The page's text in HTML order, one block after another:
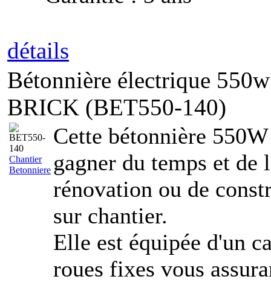
détails
Bétonnière électrique
BRICK (BET550-140)
Chantier
Betonniere
Cette bétonnière
gagner du temps et
rénovation ou de
sur chantier.
Elle est équipée d'un
roues fixes vous